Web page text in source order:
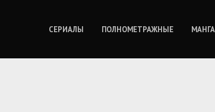
СЕРИАЛЫ ПОЛНОМЕТРАЖНЫЕ МАНГА